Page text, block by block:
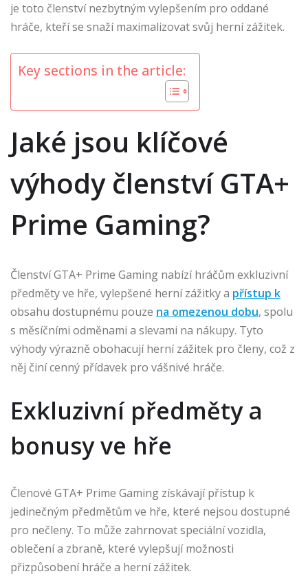
je toto členství nezbytným vylepšením pro oddané
hráče, kteří se snaží maximalizovat svůj herní zážitek.
Key sections in the article:
Jaké jsou klíčové
výhody členství GTA+
Prime Gaming?
Členství GTA+ Prime Gaming nabízí hráčům exkluzivní
předměty ve hře, vylepšené herní zážitky a přístup k
obsahu dostupnému pouze na omezenou dobu, spolu
s měsíčními odměnami a slevami na nákupy. Tyto
výhody výrazně obohacují herní zážitek pro členy, což z
něj činí cenný přídavek pro vášnivé hráče.
Exkluzivní předměty a
bonusy ve hře
Členové GTA+ Prime Gaming získávají přístup k
jedinečným předmětům ve hře, které nejsou dostupné
pro nečleny. To může zahrnovat speciální vozidla,
oblečení a zbraně, které vylepšují možnosti
přizpůsobení hráče a herní zážitek.